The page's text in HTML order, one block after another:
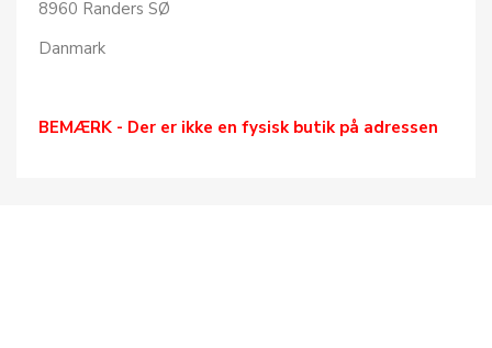
8960 Randers SØ
Danmark
BEMÆRK - Der er ikke en fysisk butik på adressen